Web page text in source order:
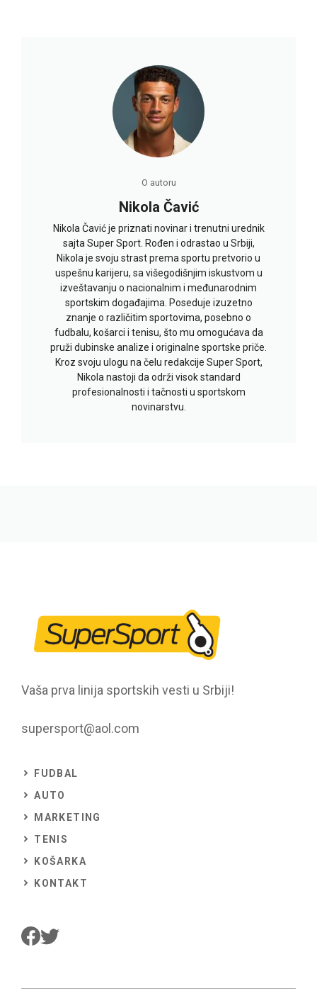
O autoru
Nikola Čavić
Nikola Čavić je priznati novinar i trenutni urednik
sajta Super Sport. Rođen i odrastao u Srbiji,
Nikola je svoju strast prema sportu pretvorio u
uspešnu karijeru, sa višegodišnjim iskustvom u
izveštavanju o nacionalnim i međunarodnim
sportskim događajima. Poseduje izuzetno
znanje o različitim sportovima, posebno o
fudbalu, košarci i tenisu, što mu omogućava da
pruži dubinske analize i originalne sportske priče.
Kroz svoju ulogu na čelu redakcije Super Sport,
Nikola nastoji da održi visok standard
profesionalnosti i tačnosti u sportskom
novinarstvu.
Vaša prva linija sportskih vesti u Srbiji!
supersport@aol.com
FUDBAL
AUTO
MARKETING
TENIS
KOŠARKA
KONTAKT